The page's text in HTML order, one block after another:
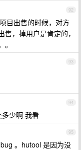
92
目出售的时候，对方
，掉用户是肯定的，
93
94
少啊 我看
95
。hutool 是因为没